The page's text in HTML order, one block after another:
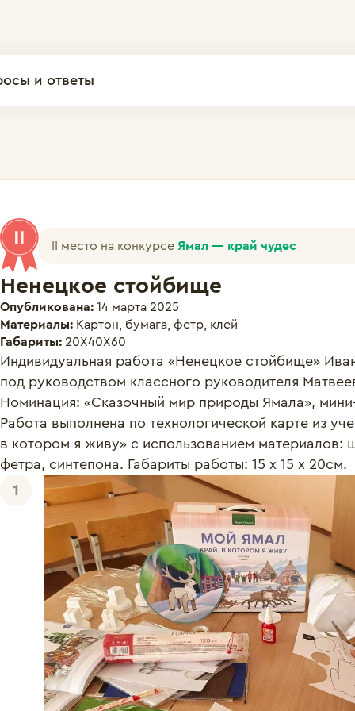
и ответы
II место на конкурсе Ямал — край чудес
Ненецкое стойбище
Опубликована: 14 марта 2025
Материалы: Картон, бумага, фетр, клей
Габариты: 20Х40Х60
Индивидуальная работа «Ненецкое стойбище»
под руководством классного руководителя
Номинация: «Сказочный мир природы Ямала»,
Работа выполнена по технологической карте из
в котором я живу» с использованием материалов:
1